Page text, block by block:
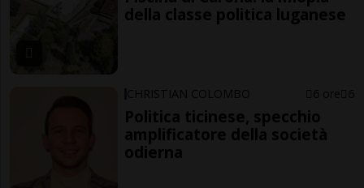
della classe politica luganese
CHRISTIAN COLOMBO 6 ore 6
Politica ticinese, specchio
amplificatore della società
odierna